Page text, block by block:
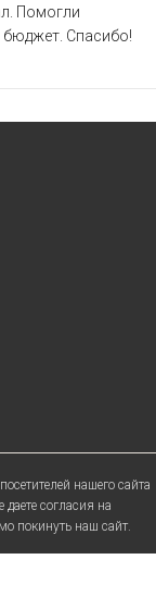
Помогли
бюджет. Спасибо!
нашего сайта
согласия на
покинуть наш сайт.